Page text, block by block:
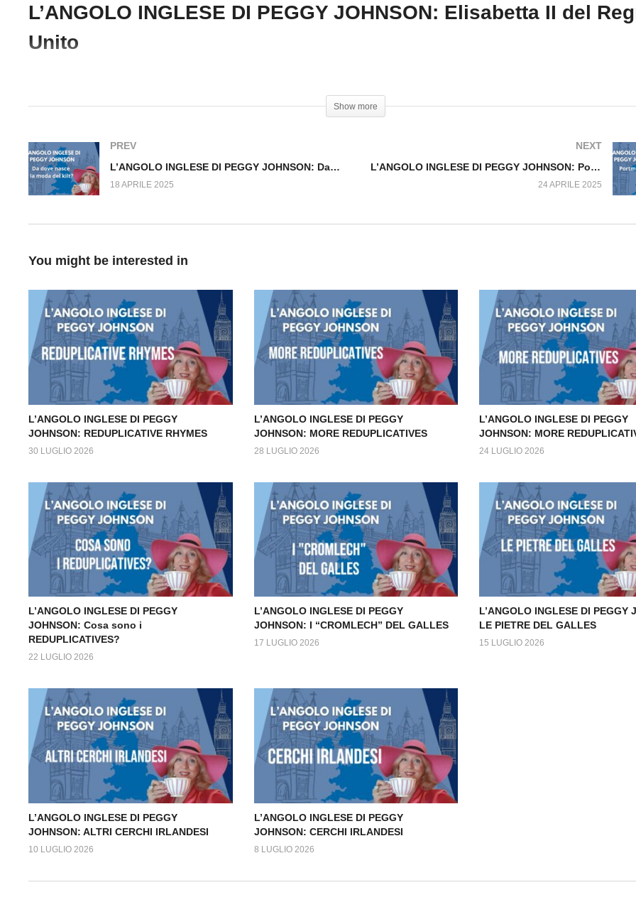
Come
L’ANGOLO INGLESE DI PEGGY JOHNSON: Elisabetta II del
Unito
Show more
PREV
L’ANGOLO INGLESE DI PEGGY JOHNSON: Da dove nasce la moda del kilt?
18 APRILE 2025
NEXT
L’ANGOLO INGLESE DI PEGGY JOHNSON: Portmeirion
24 APRILE 2025
You might be interested in
L’ANGOLO INGLESE DI PEGGY
JOHNSON: REDUPLICATIVE RHYMES
30 LUGLIO 2026
L’ANGOLO INGLESE DI PEGGY
JOHNSON: MORE REDUPLICATIVES
28 LUGLIO 2026
L’ANGOLO INGLESE DI PEGGY
JOHNSON: MORE
24 LUGLIO 2026
L’ANGOLO INGLESE DI PEGGY
JOHNSON: Cosa sono i
REDUPLICATIVES?
22 LUGLIO 2026
L’ANGOLO INGLESE DI PEGGY
JOHNSON: I “CROMLECH” DEL GALLES
17 LUGLIO 2026
L’ANGOLO INGLESE DI PEGGY
LE PIETRE DEL GALLES
15 LUGLIO 2026
L’ANGOLO INGLESE DI PEGGY
JOHNSON: ALTRI CERCHI IRLANDESI
10 LUGLIO 2026
L’ANGOLO INGLESE DI PEGGY
JOHNSON: CERCHI IRLANDESI
8 LUGLIO 2026